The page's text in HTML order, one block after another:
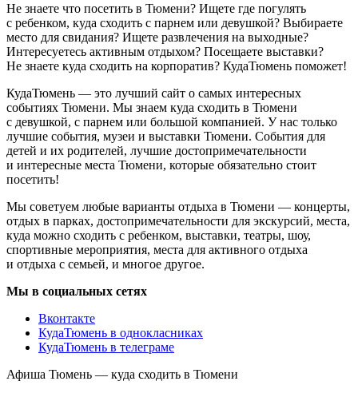
Не знаете что посетить в Тюмени? Ищете где погулять
с ребенком, куда сходить с парнем или девушкой? Выбираете
место для свидания? Ищете развлечения на выходные?
Интересуетесь активным отдыхом? Посещаете выставки?
Не знаете куда сходить на корпоратив? КудаТюмень поможет!
КудаТюмень — это лучший сайт о самых интересных
событиях Тюмени. Мы знаем куда сходить в Тюмени
с девушкой, с парнем или большой компанией. У нас только
лучшие события, музеи и выставки Тюмени. События для
детей и их родителей, лучшие достопримечательности
и интересные места Тюмени, которые обязательно стоит
посетить!
Мы советуем любые варианты отдыха в Тюмени — концерты,
отдых в парках, достопримечательности для экскурсий, места,
куда можно сходить с ребенком, выставки, театры, шоу,
спортивные мероприятия, места для активного отдыха
и отдыха с семьей, и многое другое.
Мы в социальных сетях
Вконтакте
КудаТюмень в однокласниках
КудаТюмень в телеграме
Афиша Тюмень — куда сходить в Тюмени